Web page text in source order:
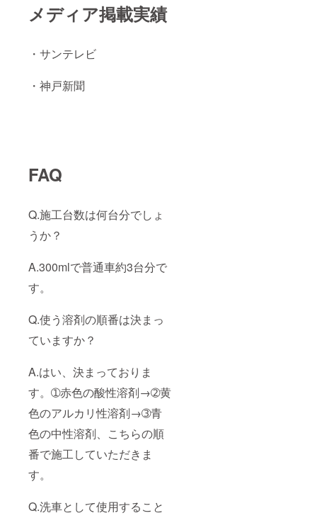
メディア掲載実績
・サンテレビ
・神戸新聞
FAQ
Q.施工台数は何台分でしょ
うか？
A.300mlで普通車約3台分で
す。
Q.使う溶剤の順番は決まっ
ていますか？
A.はい、決まっておりま
す。➀赤色の酸性溶剤→➁黄
色のアルカリ性溶剤→➂青
色の中性溶剤、こちらの順
番で施工していただきま
す。
Q.洗車として使用すること